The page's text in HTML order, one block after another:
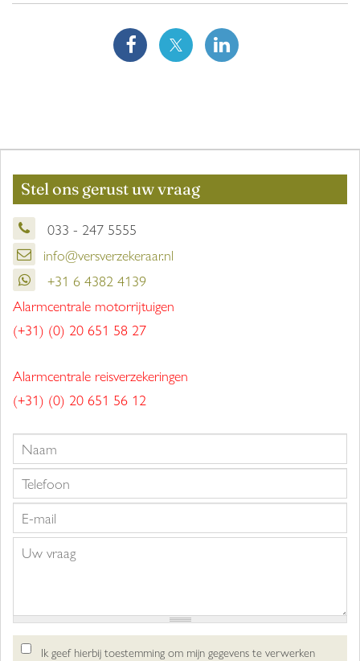
Stel ons gerust uw vraag
033 - 247 5555
info@versverzekeraar.nl
+31 6 4382 4139
Alarmcentrale motorrijtuigen
(+31) (0) 20 651 58 27
Alarmcentrale reisverzekeringen
(+31) (0) 20 651 56 12
Ik geef hierbij toestemming om mijn gegevens te verwerken